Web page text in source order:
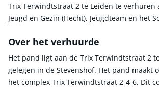
Trix Terwindtstraat 2 te Leiden te verhuren
Jeugd en Gezin (Hecht), Jeugdteam en het
Over het verhuurde
Het pand ligt aan de Trix Terwindtstraat 2
gelegen in de Stevenshof. Het pand maakt
het complex Trix Terwindtstraat 2-4-6. Dit